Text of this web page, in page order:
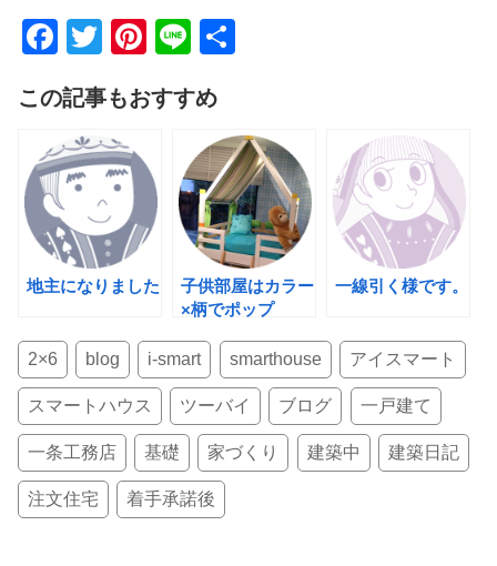
F
c
e
b
o
o
k
T
tt
er
Pi
er
st
Li
e
この記事もおすすめ
地主になりました
子供部屋はカラー
×柄でポップ
一線引く様です。
2×6 blog i-smart smarthouse アイスマート
スマートハウス ツーバイ ブログ 一戸建て
一条工務店 基礎 家づくり 建築中 建築日記
注文住宅 着手承諾後